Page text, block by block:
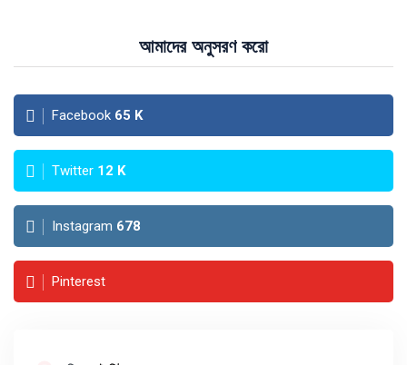
আমাদের অনুসরণ করো
Facebook 65 K
Twitter 12 K
Instagram 678
Pinterest